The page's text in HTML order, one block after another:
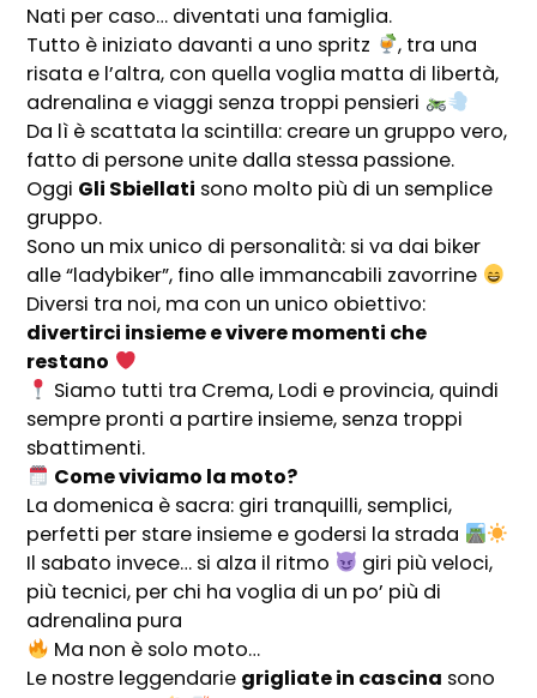
Nati per caso… diventati una famiglia.
Tutto è iniziato davanti a uno spritz
, tra una
risata e l’altra, con quella voglia matta di libertà,
adrenalina e viaggi senza troppi pensieri
Da lì è scattata la scintilla: creare un gruppo vero,
fatto di persone unite dalla stessa passione.
Oggi Gli Sbiellati sono molto più di un semplice
gruppo.
Sono un mix unico di personalità: si va dai biker
alle “ladybiker”, fino alle immancabili zavorrine
Diversi tra noi, ma con un unico obiettivo:
divertirci insieme e vivere momenti che
restano
Siamo tutti tra Crema, Lodi e provincia, quindi
sempre pronti a partire insieme, senza troppi
sbattimenti.
Come viviamo la moto?
La domenica è sacra: giri tranquilli, semplici,
perfetti per stare insieme e godersi la strada
Il sabato invece… si alza il ritmo
giri più veloci,
più tecnici, per chi ha voglia di un po’ più di
adrenalina pura
Ma non è solo moto…
Le nostre leggendarie grigliate in cascina sono